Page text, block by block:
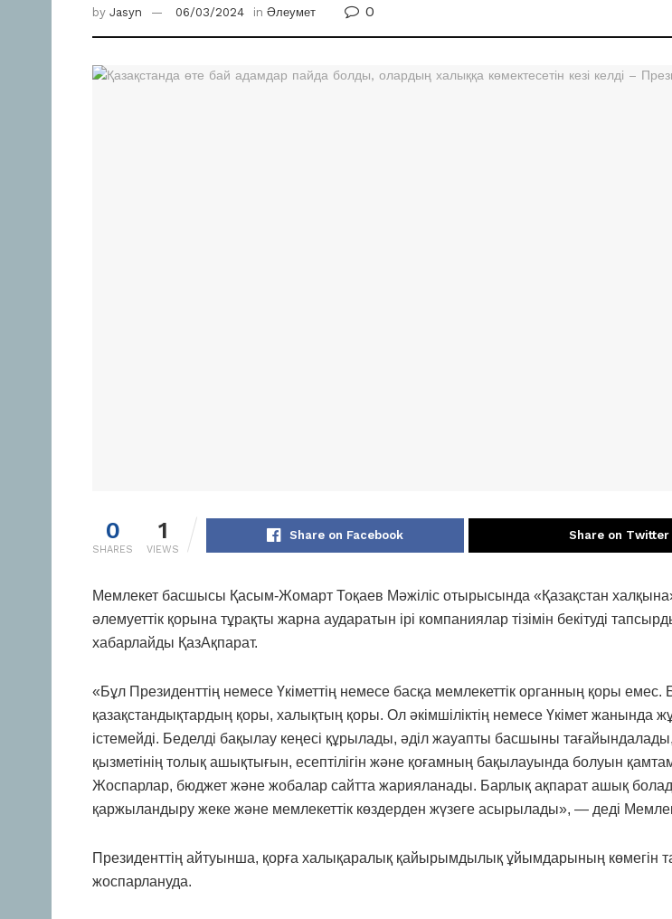
by Jasyn 06/03/2024 in Әлеумет 0
0
SHARES
1
VIEWS
Share on Facebook Share on Twitter
Мемлекет басшысы Қасым-Жомарт Тоқаев Мәжіліс отырысында «Қазақстан
әлемуеттік қорына тұрақты жарна аударатын ірі компаниялар тізімін бекітуді
хабарлайды ҚазАқпарат.
«Бұл Президенттің немесе Үкіметтің немесе басқа мемлекеттік органның қоры емес.
қазақстандықтардың қоры, халықтың қоры. Ол әкімшіліктің немесе Үкімет жанында
істемейді. Беделді бақылау кеңесі құрылады, әділ жауапты басшыны
қызметінің толық ашықтығын, есептілігін және қоғамның бақылауында болуын
Жоспарлар, бюджет және жобалар сайтта жарияланады. Барлық ақпарат ашық
қаржыландыру жеке және мемлекеттік көздерден жүзеге асырылады», — деді
Президенттің айтуынша, қорға халықаралық қайырымдылық ұйымдарының көмегін
жоспарлануда.